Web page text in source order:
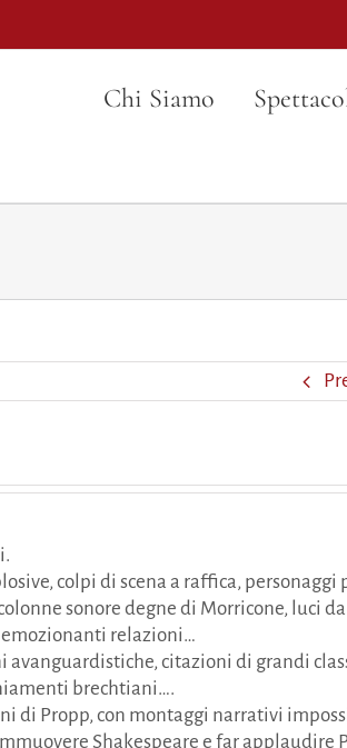
Chi Siamo
colpi di scena a raffica,
sonore degne di Morricone, luci
emozionanti relazioni…
citazioni di grandi
brechtiani….
di Propp, con montaggi narrativi
Shakespeare e far applaudire